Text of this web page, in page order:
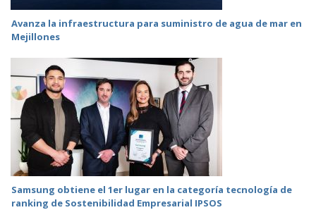
Avanza la infraestructura para suministro de agua de mar en
Mejillones
Samsung obtiene el 1er lugar en la categoría tecnología de
ranking de Sostenibilidad Empresarial IPSOS